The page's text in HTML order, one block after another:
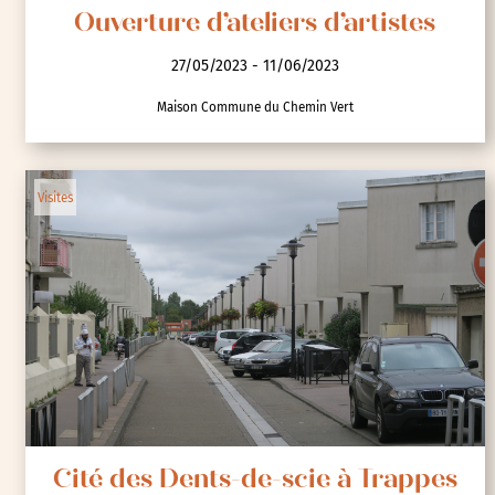
Ouverture d’ateliers d’artistes
27/05/2023 - 11/06/2023
Maison Commune du Chemin Vert
Visites
Cité des Dents-de-scie à Trappes